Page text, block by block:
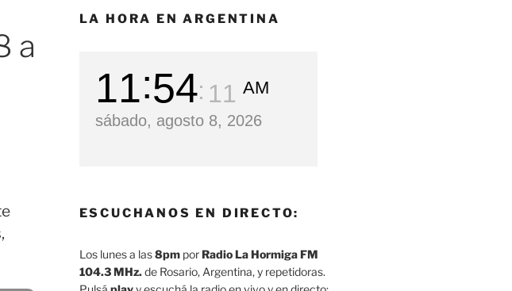
a
LA HORA EN ARGENTINA
11 54 12 AM
sábado, agosto 8, 2026
ESCUCHANOS EN DIRECTO:
Los lunes a las8pmporRadio La Hormiga FM
104.3 MHz.de Rosario, Argentina, y repetidoras.